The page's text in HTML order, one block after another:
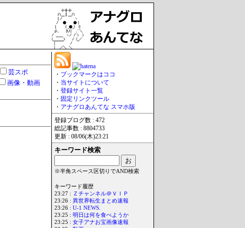
芸スポ
画像・動画
・ ブックマークはココ
・ 当サイトについて
・ 登録サイト一覧
・ 固定リンクツール
・ アナグロあんてな スマホ版
登録ブログ数 : 472
総記事数 : 8804733
更新 : 08/06(木)23:21
キーワード検索
※半角スペース区切りでAND検索
キーワード履歴
23:27 :
Ｚチャンネル＠ＶＩＰ
23:26 : 異世界転生まとめ速報
23:26 : U-1 NEWS.
23:25 : 明日は何を食べようか
23:25 : 女子アナお宝画像速報